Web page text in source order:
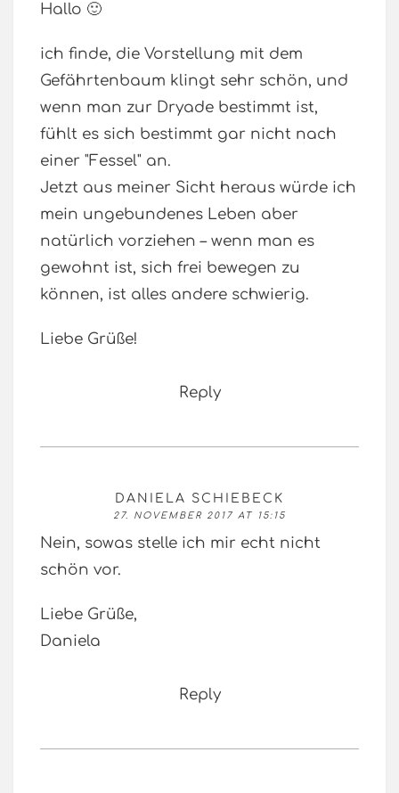
Hallo 🙂
ich finde, die Vorstellung mit dem
Gefährtenbaum klingt sehr schön, und
wenn man zur Dryade bestimmt ist,
fühlt es sich bestimmt gar nicht nach
einer "Fessel" an.
Jetzt aus meiner Sicht heraus würde ich
mein ungebundenes Leben aber
natürlich vorziehen – wenn man es
gewohnt ist, sich frei bewegen zu
können, ist alles andere schwierig.
Liebe Grüße!
Reply
DANIELA SCHIEBECK
27. NOVEMBER 2017 AT 15:15
Nein, sowas stelle ich mir echt nicht
schön vor.
Liebe Grüße,
Daniela
Reply